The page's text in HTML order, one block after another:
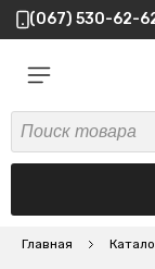
(067) 530-62-
Главная